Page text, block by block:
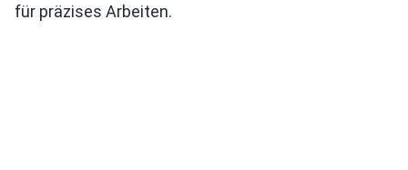
für präzises Arbeiten.